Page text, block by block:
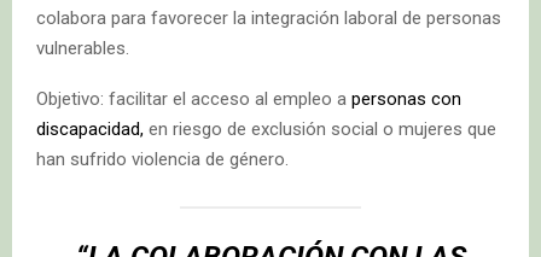
colabora para favorecer la integración laboral de personas
vulnerables.
Objetivo: facilitar el acceso al empleo a personas con
discapacidad, en riesgo de exclusión social o mujeres que
han sufrido violencia de género.